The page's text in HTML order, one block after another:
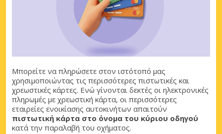
Μπορείτε να πληρώσετε στον ιστότοπό μας
χρησιμοποιώντας τις περισσότερες πιστωτικές και
χρεωστικές κάρτες. Ενώ γίνονται δεκτές οι ηλεκτρονικές
πληρωμές με χρεωστική κάρτα, οι περισσότερες
εταιρείες ενοικίασης αυτοκινήτων απαιτούν
πιστωτική κάρτα στο όνομα του κύριου οδηγού
κατά την παραλαβή του οχήματος.
Μεγάλες εξοικονομήσεις
Αποκτήστε πρόσβαση σε αποκλειστικές
προσφορές συνεργατών